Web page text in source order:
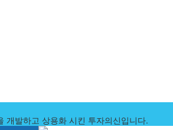
개발하고 상용화 시킨 투자의신입니다.